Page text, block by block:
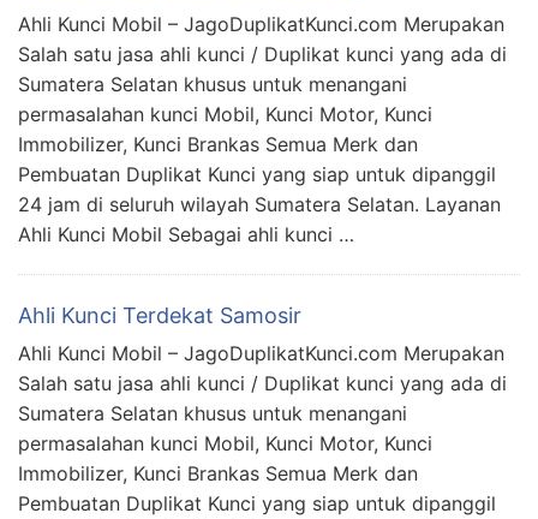
Ahli Kunci Mobil – JagoDuplikatKunci.com Merupakan
Salah satu jasa ahli kunci / Duplikat kunci yang ada di
Sumatera Selatan khusus untuk menangani
permasalahan kunci Mobil, Kunci Motor, Kunci
Immobilizer, Kunci Brankas Semua Merk dan
Pembuatan Duplikat Kunci yang siap untuk dipanggil
24 jam di seluruh wilayah Sumatera Selatan. Layanan
Ahli Kunci Mobil Sebagai ahli kunci …
Ahli Kunci Terdekat Samosir
Ahli Kunci Mobil – JagoDuplikatKunci.com Merupakan
Salah satu jasa ahli kunci / Duplikat kunci yang ada di
Sumatera Selatan khusus untuk menangani
permasalahan kunci Mobil, Kunci Motor, Kunci
Immobilizer, Kunci Brankas Semua Merk dan
Pembuatan Duplikat Kunci yang siap untuk dipanggil